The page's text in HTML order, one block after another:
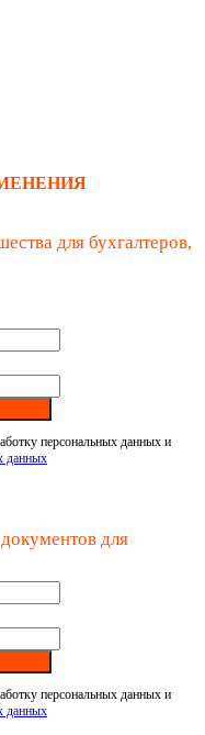
для бухгалтеров,
персональных данных и
данных
для
персональных данных и
данных